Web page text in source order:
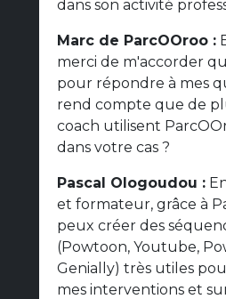
dans son activité
Marc de ParcOOroo :
merci de m'accorder
pour répondre à mes
rend compte que de
coach utilisent
dans votre cas ?
Pascal Ologoudou :
et formateur, grâce à
peux créer des
(Powtoon, Youtube,
Genially) très utiles
mes interventions et